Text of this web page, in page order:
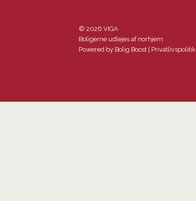
© 2026 VIGA
Boligerne udlejes af norhjem
Powered by Bolig Boost Privatlivspolitik